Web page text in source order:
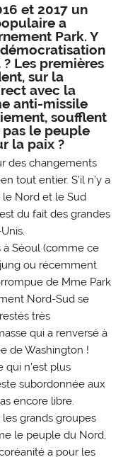
et 2017 un
a
Park. Y
Les premières
sur la
avec la
anti-missile
soufflent
le peuple
la paix ?
des changements
tout entier. S’il n’y a
Nord et le Sud
du fait des grandes
à Séoul (comme ce
ou récemment
de Mme Park
Nord-Sud se
très
qui a renversé à
de Washington !
n’est plus
subordonnée aux
encore libre.
grands groupes
le peuple du Nord,
a pour les